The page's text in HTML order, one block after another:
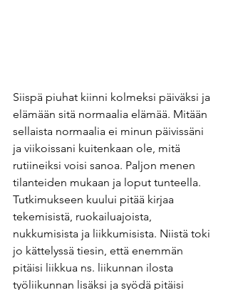
Siispä piuhat kiinni kolmeksi päiväksi ja
elämään sitä normaalia elämää. Mitään
sellaista normaalia ei minun päivissäni
ja viikoissani kuitenkaan ole, mitä
rutiineiksi voisi sanoa. Paljon menen
tilanteiden mukaan ja loput tunteella.
Tutkimukseen kuului pitää kirjaa
tekemisistä, ruokailuajoista,
nukkumisista ja liikkumisista. Niistä toki
jo kättelyssä tiesin, että enemmän
pitäisi liikkua ns. liikunnan ilosta
työliikunnan lisäksi ja syödä pitäisi